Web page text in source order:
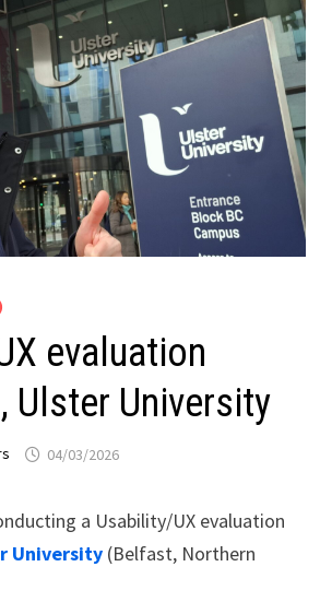
evaluation
Ulster University
04/03/2026
a Usability/UX evaluation
University(Belfast, Northern